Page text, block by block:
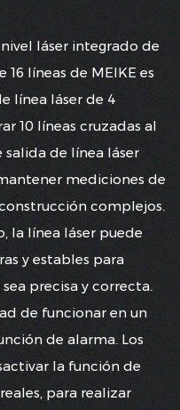
láser integrado de
líneas de MEIKE es
línea láser de 4
10 líneas cruzadas al
de línea láser
mediciones de
complejos.
la línea láser puede
y estables para
precisa y correcta.
de funcionar en un
de alarma. Los
la función de
para realizar